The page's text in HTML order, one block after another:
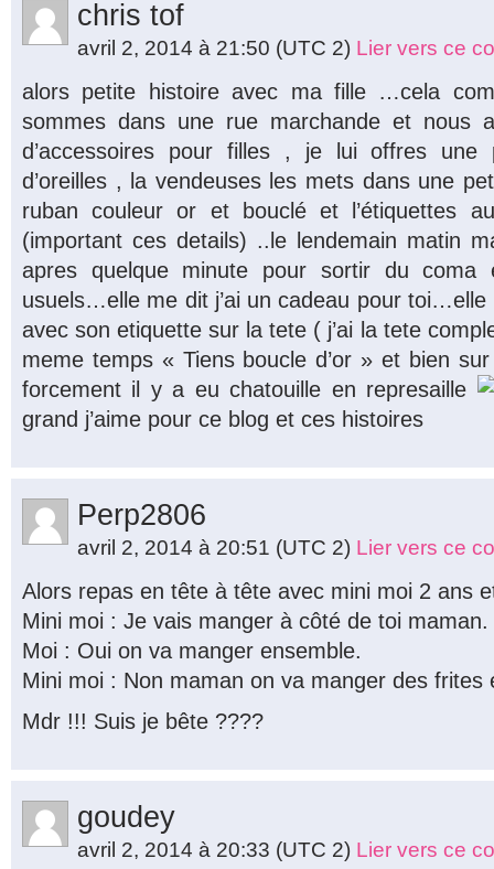
chris tof
avril 2, 2014 à 21:50 (UTC 2) Lier vers ce
alors petite histoire avec ma fille …cela
sommes dans une rue marchande et nous
d’accessoires pour filles , je lui offres une
d’oreilles , la vendeuses les mets dans une
ruban couleur or et bouclé et l’étiquettes
(important ces details) ..le lendemain matin
apres quelque minute pour sortir du
usuels…elle me dit j’ai un cadeau pour
avec son etiquette sur la tete ( j’ai la tete
meme temps « Tiens boucle d’or » et bien
forcement il y a eu chatouille en represaille
grand j’aime pour ce blog et ces histoires
Perp2806
avril 2, 2014 à 20:51 (UTC 2) Lier vers ce
Alors repas en tête à tête avec mini moi 2 ans
Mini moi : Je vais manger à côté de toi maman.
Moi : Oui on va manger ensemble.
Mini moi : Non maman on va manger des frites
Mdr !!! Suis je bête ????
goudey
avril 2, 2014 à 20:33 (UTC 2) Lier vers ce